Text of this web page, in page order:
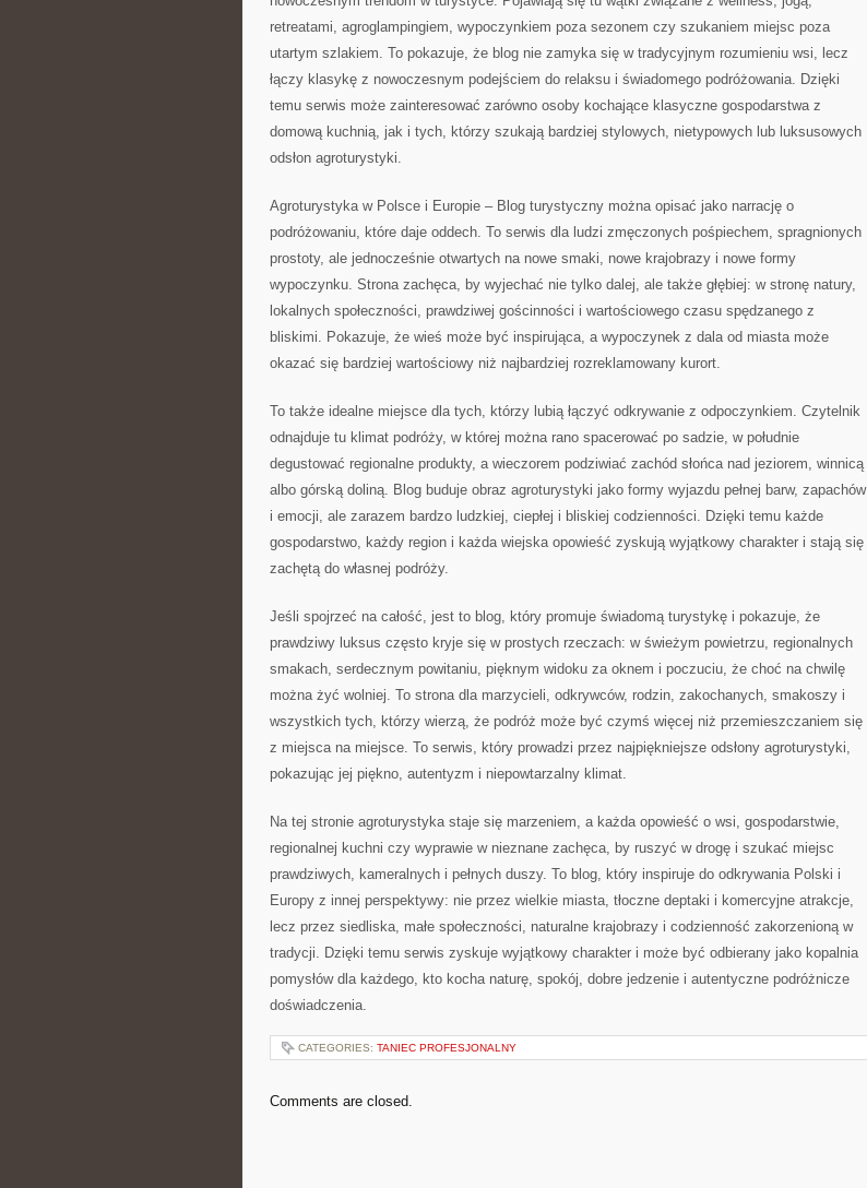
retreatami, agroglampingiem, wypoczynkiem poza sezonem czy szukaniem miejsc poza
utartym szlakiem. To pokazuje, że blog nie zamyka się w tradycyjnym rozumieniu wsi, lecz
łączy klasykę z nowoczesnym podejściem do relaksu i świadomego podróżowania. Dzięki
temu serwis może zainteresować zarówno osoby kochające klasyczne gospodarstwa z
domową kuchnią, jak i tych, którzy szukają bardziej stylowych, nietypowych lub luksusowych
odsłon agroturystyki.
Agroturystyka w Polsce i Europie – Blog turystyczny można opisać jako narrację o
podróżowaniu, które daje oddech. To serwis dla ludzi zmęczonych pośpiechem, spragnionych
prostoty, ale jednocześnie otwartych na nowe smaki, nowe krajobrazy i nowe formy
wypoczynku. Strona zachęca, by wyjechać nie tylko dalej, ale także głębiej: w stronę natury,
lokalnych społeczności, prawdziwej gościnności i wartościowego czasu spędzanego z
bliskimi. Pokazuje, że wieś może być inspirująca, a wypoczynek z dala od miasta może
okazać się bardziej wartościowy niż najbardziej rozreklamowany kurort.
To także idealne miejsce dla tych, którzy lubią łączyć odkrywanie z odpoczynkiem. Czytelnik
odnajduje tu klimat podróży, w której można rano spacerować po sadzie, w południe
degustować regionalne produkty, a wieczorem podziwiać zachód słońca nad jeziorem, winnicą
albo górską doliną. Blog buduje obraz agroturystyki jako formy wyjazdu pełnej barw, zapachów
i emocji, ale zarazem bardzo ludzkiej, ciepłej i bliskiej codzienności. Dzięki temu każde
gospodarstwo, każdy region i każda wiejska opowieść zyskują wyjątkowy charakter i stają się
zachętą do własnej podróży.
Jeśli spojrzeć na całość, jest to blog, który promuje świadomą turystykę i pokazuje, że
prawdziwy luksus często kryje się w prostych rzeczach: w świeżym powietrzu, regionalnych
smakach, serdecznym powitaniu, pięknym widoku za oknem i poczuciu, że choć na chwilę
można żyć wolniej. To strona dla marzycieli, odkrywców, rodzin, zakochanych, smakoszy i
wszystkich tych, którzy wierzą, że podróż może być czymś więcej niż przemieszczaniem się
z miejsca na miejsce. To serwis, który prowadzi przez najpiękniejsze odsłony agroturystyki,
pokazując jej piękno, autentyzm i niepowtarzalny klimat.
Na tej stronie agroturystyka staje się marzeniem, a każda opowieść o wsi, gospodarstwie,
regionalnej kuchni czy wyprawie w nieznane zachęca, by ruszyć w drogę i szukać miejsc
prawdziwych, kameralnych i pełnych duszy. To blog, który inspiruje do odkrywania Polski i
Europy z innej perspektywy: nie przez wielkie miasta, tłoczne deptaki i komercyjne atrakcje,
lecz przez siedliska, małe społeczności, naturalne krajobrazy i codzienność zakorzenioną w
tradycji. Dzięki temu serwis zyskuje wyjątkowy charakter i może być odbierany jako kopalnia
pomysłów dla każdego, kto kocha naturę, spokój, dobre jedzenie i autentyczne podróżnicze
doświadczenia.
CATEGORIES: TANIEC PROFESJONALNY
Comments are closed.